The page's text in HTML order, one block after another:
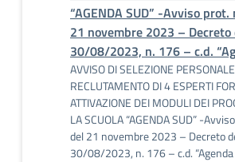
“AGENDA SUD” -Avviso
21 novembre 2023 –
30/08/2023, n. 176 – c.d.
AVVISO DI SELEZIONE
RECLUTAMENTO DI 4 ESPERTI
ATTIVAZIONE DEI MODULI DEI
LA SCUOLA “AGENDA SUD” -
del 21 novembre 2023 – Decreto
30/08/2023, n. 176 – c.d. “Agenda